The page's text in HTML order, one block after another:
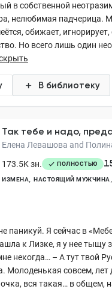
в собственной
нелюбимая падчерица.
обижает,
Но всего лишь один
В библиотеку
Так тебе и надо,
Елена Левашова and
173.5K зн.
ПОЛНОСТЬЮ
ИЗМЕНА НАСТОЯЩИЙ МУЖЧИНА
паникуй. Я сейчас в
к Лизке, я у нее тыщу
некогда… – А тут твой
Молоденькая совсем, лет
вся такая… в общем,